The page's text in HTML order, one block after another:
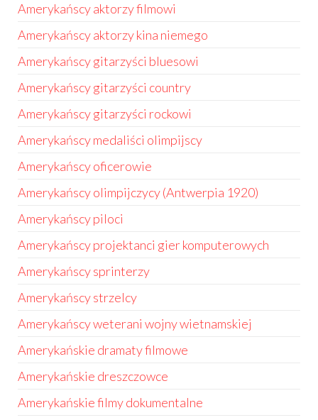
Amerykańscy aktorzy filmowi
Amerykańscy aktorzy kina niemego
Amerykańscy gitarzyści bluesowi
Amerykańscy gitarzyści country
Amerykańscy gitarzyści rockowi
Amerykańscy medaliści olimpijscy
Amerykańscy oficerowie
Amerykańscy olimpijczycy (Antwerpia 1920)
Amerykańscy piloci
Amerykańscy projektanci gier komputerowych
Amerykańscy sprinterzy
Amerykańscy strzelcy
Amerykańscy weterani wojny wietnamskiej
Amerykańskie dramaty filmowe
Amerykańskie dreszczowce
Amerykańskie filmy dokumentalne